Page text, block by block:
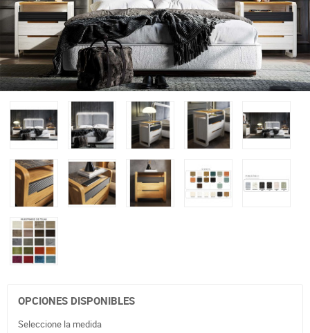
OPCIONES DISPONIBLES
Seleccione la medida